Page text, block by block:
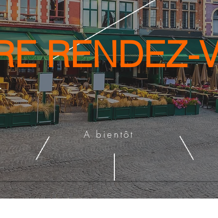
RENDEZ-
A bientôt